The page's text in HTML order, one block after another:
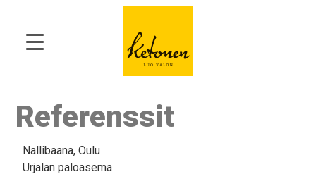
Referenssit
Nallibaana, Oulu
Urjalan paloasema